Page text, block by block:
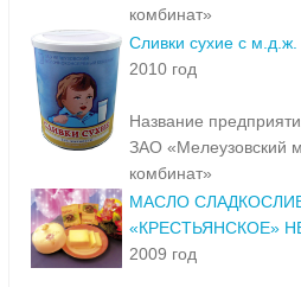
комбинат»
Сливки сухие с м.д.ж.
2010 год
Название
ЗАО «Мелеузовский
комбинат»
МАСЛО
«КРЕСТЬЯНСКОЕ»
2009 год